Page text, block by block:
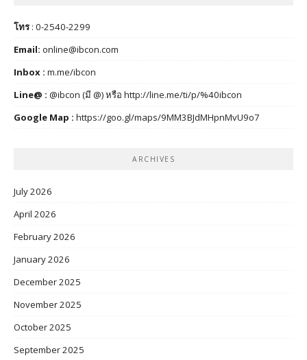
โทร: 0-2540-2299
Email: online@ibcon.com
Inbox : m.me/ibcon
Line@ : @ibcon (มี @) หรือ http://line.me/ti/p/%40ibcon
Google Map : https://goo.gl/maps/9MM3BJdMHpnMvU9o7
ARCHIVES
July 2026
April 2026
February 2026
January 2026
December 2025
November 2025
October 2025
September 2025